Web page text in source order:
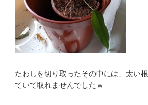
たわしを切り取ったその中には、太い
ていて取れませんでしたｗ